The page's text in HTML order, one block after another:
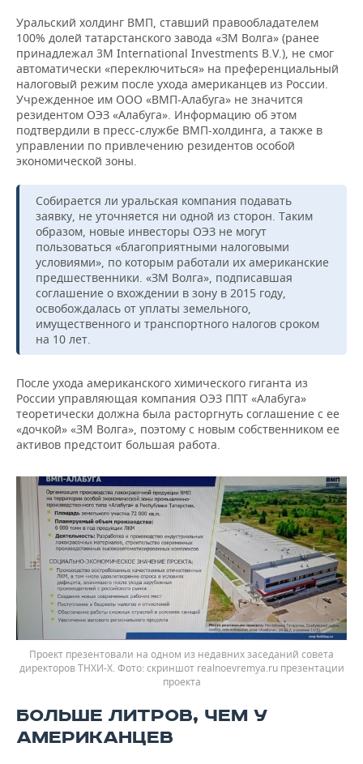
Уральский холдинг ВМП, ставший правообладателем
100% долей татарстанского завода «ЗМ Волга» (ранее
принадлежал 3M International Investments B.V.), не смог
автоматически «переключиться» на преференциальный
налоговый режим после ухода американцев из России.
Учрежденное им ООО «ВМП-Алабуга» не значится
резидентом ОЭЗ «Алабуга». Информацию об этом
подтвердили в пресс-службе ВМП-холдинга, а также в
управлении по привлечению резидентов особой
экономической зоны.
Собирается ли уральская компания подавать
заявку, не уточняется ни одной из сторон. Таким
образом, новые инвесторы ОЭЗ не могут
пользоваться «благоприятными налоговыми
условиями», по которым работали их американские
предшественники. «ЗМ Волга», подписавшая
соглашение о вхождении в зону в 2015 году,
освобождалась от уплаты земельного,
имущественного и транспортного налогов сроком
на 10 лет.
После ухода американского химического гиганта из
России управляющая компания ОЭЗ ППТ «Алабуга»
теоретически должна была расторгнуть соглашение с ее
«дочкой» «ЗМ Волга», поэтому с новым собственником ее
активов предстоит большая работа.
Проект презентовали на одном из недавних заседаний совета
директоров ТНХИ-Х.
скриншот realnoevremya.ru презентации
проекта
БОЛЬШЕ ЛИТРОВ, ЧЕМ У
АМЕРИКАНЦЕВ